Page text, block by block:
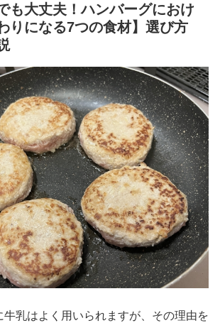
も大丈夫！ハンバーグにおけ
りになる7つの食材】選び方
牛乳はよく用いられますが、その理由を